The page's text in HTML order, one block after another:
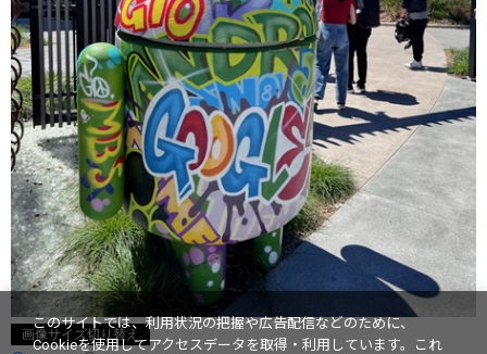
画像サイズ切り替え
このサイトでは、利用状況の把握や広告配信などのために、
Cookieを使用してアクセスデータを取得・利用しています。これ